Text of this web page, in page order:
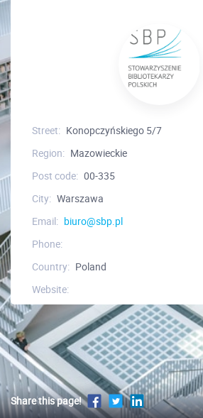
Street: Konopczyńskiego 5/7
Region: Mazowieckie
Post code: 00-335
City: Warszawa
Email: biuro@sbp.pl
Phone:
Country: Poland
Website:
Share this page!